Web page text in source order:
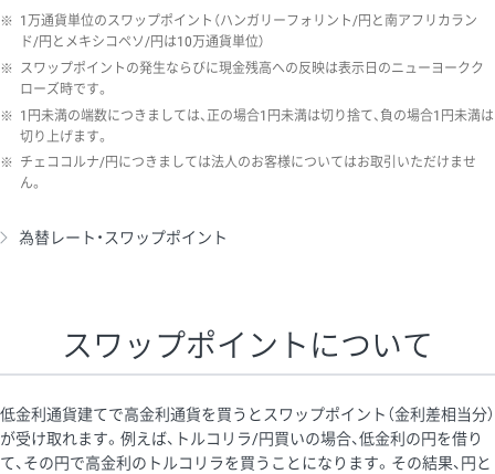
※ 1万通貨単位のスワップポイント（ハンガリーフォリント/円と南アフリカラン
ド/円とメキシコペソ/円は10万通貨単位）
※ スワップポイントの発生ならびに現金残高への反映は表示日のニューヨークク
ローズ時です。
※ 1円未満の端数につきましては、正の場合1円未満は切り捨て、負の場合1円未満は
切り上げます。
※ チェココルナ/円につきましては法人のお客様についてはお取引いただけませ
ん。
為替レート・スワップポイント
スワップポイントについて
低金利通貨建てで高金利通貨を買うとスワップポイント（金利差相当分）
が受け取れます。例えば、トルコリラ/円買いの場合、低金利の円を借り
て、その円で高金利のトルコリラを買うことになります。その結果、円と